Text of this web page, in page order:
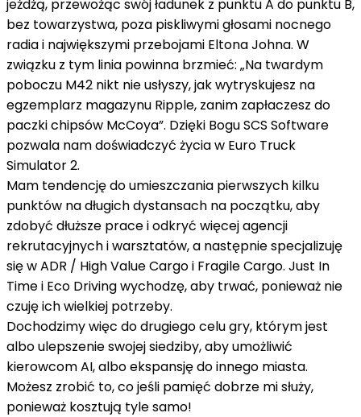
jeżdżą, przewożąc swój ładunek z punktu A do punktu B,
bez towarzystwa, poza piskliwymi głosami nocnego
radia i największymi przebojami Eltona Johna. W
związku z tym linia powinna brzmieć: „Na twardym
poboczu M42 nikt nie usłyszy, jak wytryskujesz na
egzemplarz magazynu Ripple, zanim zapłaczesz do
paczki chipsów McCoya”. Dzięki Bogu SCS Software
pozwala nam doświadczyć życia w Euro Truck
Simulator 2.
Mam tendencję do umieszczania pierwszych kilku
punktów na długich dystansach na początku, aby
zdobyć dłuższe prace i odkryć więcej agencji
rekrutacyjnych i warsztatów, a następnie specjalizuję
się w ADR / High Value Cargo i Fragile Cargo. Just In
Time i Eco Driving wychodzę, aby trwać, ponieważ nie
czuję ich wielkiej potrzeby.
Dochodzimy więc do drugiego celu gry, którym jest
albo ulepszenie swojej siedziby, aby umożliwić
kierowcom AI, albo ekspansję do innego miasta.
Możesz zrobić to, co jeśli pamięć dobrze mi służy,
ponieważ kosztują tyle samo!